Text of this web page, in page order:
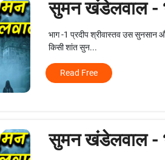
सुमन खंडेलवाल -
भाग -1 प्रदीप श्रीवास्तव उस सुनसान
किसी शांत सुन...
Read Free
सुमन खंडेलवाल -